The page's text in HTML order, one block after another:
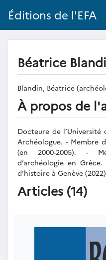
Éditions de l'EFA
Béatrice
Blandin, Béatrice
À propos de
Docteure de l’Université
Archéologue. - Membre
(en 2000-2005). -
d’archéologie en
d'histoire à Genève
Articles (14)